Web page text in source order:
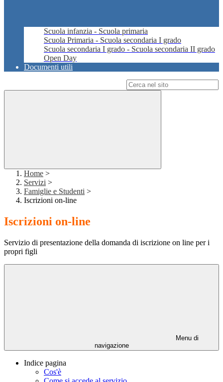
Scuola infanzia - Scuola primaria
Scuola Primaria - Scuola secondaria I grado
Scuola secondaria I grado - Scuola secondaria II grado
Open Day
Documenti utili
Home >
Servizi >
Famiglie e Studenti >
Iscrizioni on-line
Iscrizioni on-line
Servizio di presentazione della domanda di iscrizione on line per i
propri figli
Menu di
navigazione
Indice pagina
Cos'è